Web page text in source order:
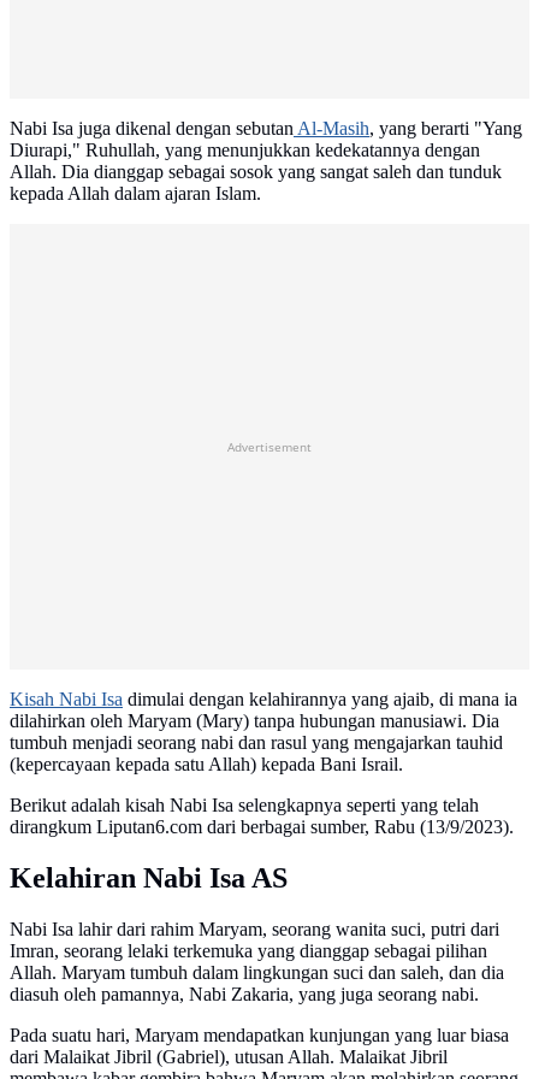
Nabi Isa juga dikenal dengan sebutanAl-Masih, yang berarti "Yang
Diurapi," Ruhullah, yang menunjukkan kedekatannya dengan
Allah. Dia dianggap sebagai sosok yang sangat saleh dan tunduk
kepada Allah dalam ajaran Islam.
Advertisement
Kisah Nabi Isa dimulai dengan kelahirannya yang ajaib, di mana ia
dilahirkan oleh Maryam (Mary) tanpa hubungan manusiawi. Dia
tumbuh menjadi seorang nabi dan rasul yang mengajarkan tauhid
(kepercayaan kepada satu Allah) kepada Bani Israil.
Berikut adalah kisah Nabi Isa selengkapnya seperti yang telah
dirangkum Liputan6.com dari berbagai sumber, Rabu (13/9/2023).
Kelahiran Nabi Isa AS
Nabi Isa lahir dari rahim Maryam, seorang wanita suci, putri dari
Imran, seorang lelaki terkemuka yang dianggap sebagai pilihan
Allah. Maryam tumbuh dalam lingkungan suci dan saleh, dan dia
diasuh oleh pamannya, Nabi Zakaria, yang juga seorang nabi.
Pada suatu hari, Maryam mendapatkan kunjungan yang luar biasa
dari Malaikat Jibril (Gabriel), utusan Allah. Malaikat Jibril